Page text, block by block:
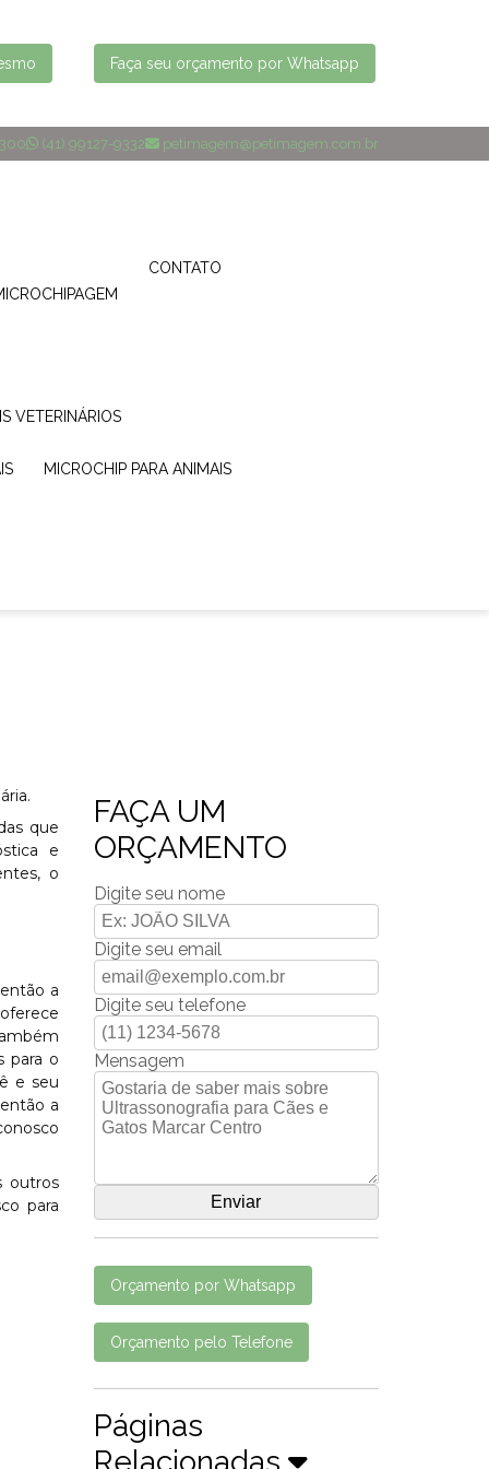
Faça seu orçamento por Whatsapp
(41) 99127-9332 petimagem@petimagem.com.br
MICROCHIPAGEM
CONTATO
VETERINÁRIOS
MICROCHIP PARA ANIMAIS
que
e
o
a
para o
e seu
a
outros
para
FAÇA UM
ORÇAMENTO
Digite seu nome
Digite seu email
Digite seu telefone
Mensagem
Orçamento por Whatsapp
Orçamento pelo Telefone
Páginas